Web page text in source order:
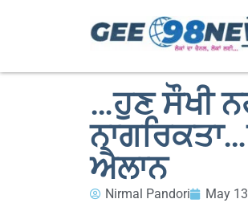
…ਹੁਣ ਸੌਖੀ
ਐਲਾਨ
Nirmal Pandori May